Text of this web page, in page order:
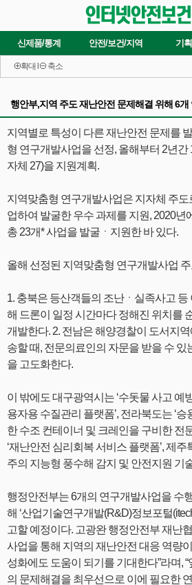
신제품/통계 안전/보건/지역 기
확대 축소
행안부,지역 주도 재난안전 문제해결 위해 6개
지역별로 특성이 다른 재난안전 문제를
형 연구개발사업을 선정, 올해부터 2년간
자체 27)을 지원계획.
지역맞춤형 연구개발사업은 지자체 주도
업하여 발굴한 우수 과제를 지원, 2020년
총 23개* 사업을 발굴ㆍ지원한 바 있다.
올해 선정된 지역맞춤형 연구개발사업
1. 충북은 등산객들의 조난ㆍ실족사고 등
해 드론이 일정 시간마다 정해진 위치를
개발한다. 2. 전남은 해양경찰이 도서지
송할 때, 전문의료인의 자문을 받을 수 있
을 고도화한다.
이 밖에도 대구광역시는 ‘수돗물 사고 예
용자용 수질관리 플랫폼’, 전라북도는 ‘
한 수조 컨테이너 및 크레인을 구비한 전
‘재난안전 심리회복 서비스 플랫폼’, 제주
주의 지능형 풍수해 감지 및 안전지원 기
행정안전부는 6개의 연구개발사업을 수
해 ‘산업기술연구개발(R&D)정보포털
고할 예정이다. 고광완 행정안전부 재난
사업을 통해 지역의 재난안전 대응 역량
성화에도 도움이 되기를 기대한다”라며,
의 문제해결을 최우선으로 이에 필요한